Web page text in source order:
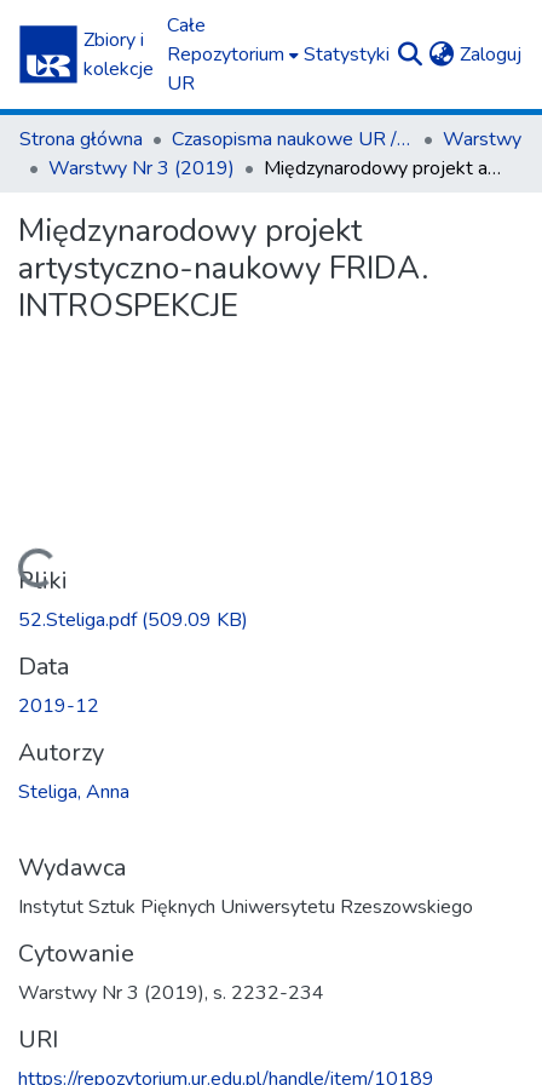
Zbiory i
kolekcje
Całe
Repozytorium
UR
Statystyki Zaloguj
Strona główna Czasopisma naukowe UR / Scientific Journals
Warstwy
Warstwy Nr 3 (2019)
Międzynarodowy projekt artystyczno-naukowy FRIDA. INTROSPEKCJE
Międzynarodowy projekt
artystyczno-naukowy FRIDA.
INTROSPEKCJE
Ładowanie...
Pliki
52.Steliga.pdf(509.09 KB)
Data
2019-12
Autorzy
Steliga, Anna
Wydawca
Instytut Sztuk Pięknych Uniwersytetu Rzeszowskiego
Cytowanie
Warstwy Nr 3 (2019), s. 2232-234
URI
https://repozytorium.ur.edu.pl/handle/item/10189